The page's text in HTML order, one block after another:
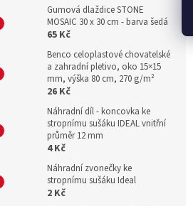
Gumová dlaždice STONE
MOSAIC 30 x 30 cm - barva šedá
65 Kč
Benco celoplastové chovatelské
a zahradní pletivo, oko 15×15
mm, výška 80 cm, 270 g/m²
26 Kč
Náhradní díl - koncovka ke
stropnímu sušáku IDEAL vnitřní
průměr 12 mm
4 Kč
Náhradní zvonečky ke
stropnímu sušáku Ideal
2 Kč